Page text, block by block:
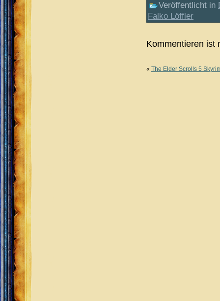
Veröffentlicht in
Falko Löffler
Kommentieren ist
« The Elder Scrolls 5